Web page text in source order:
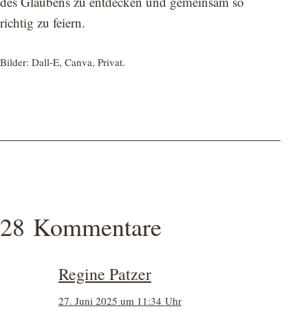
richtig zu feiern.
Bilder: Dall-E, Canva, Privat.
28 Kommentare
Regine Patzer
27. Juni 2025 um 11:34 Uhr